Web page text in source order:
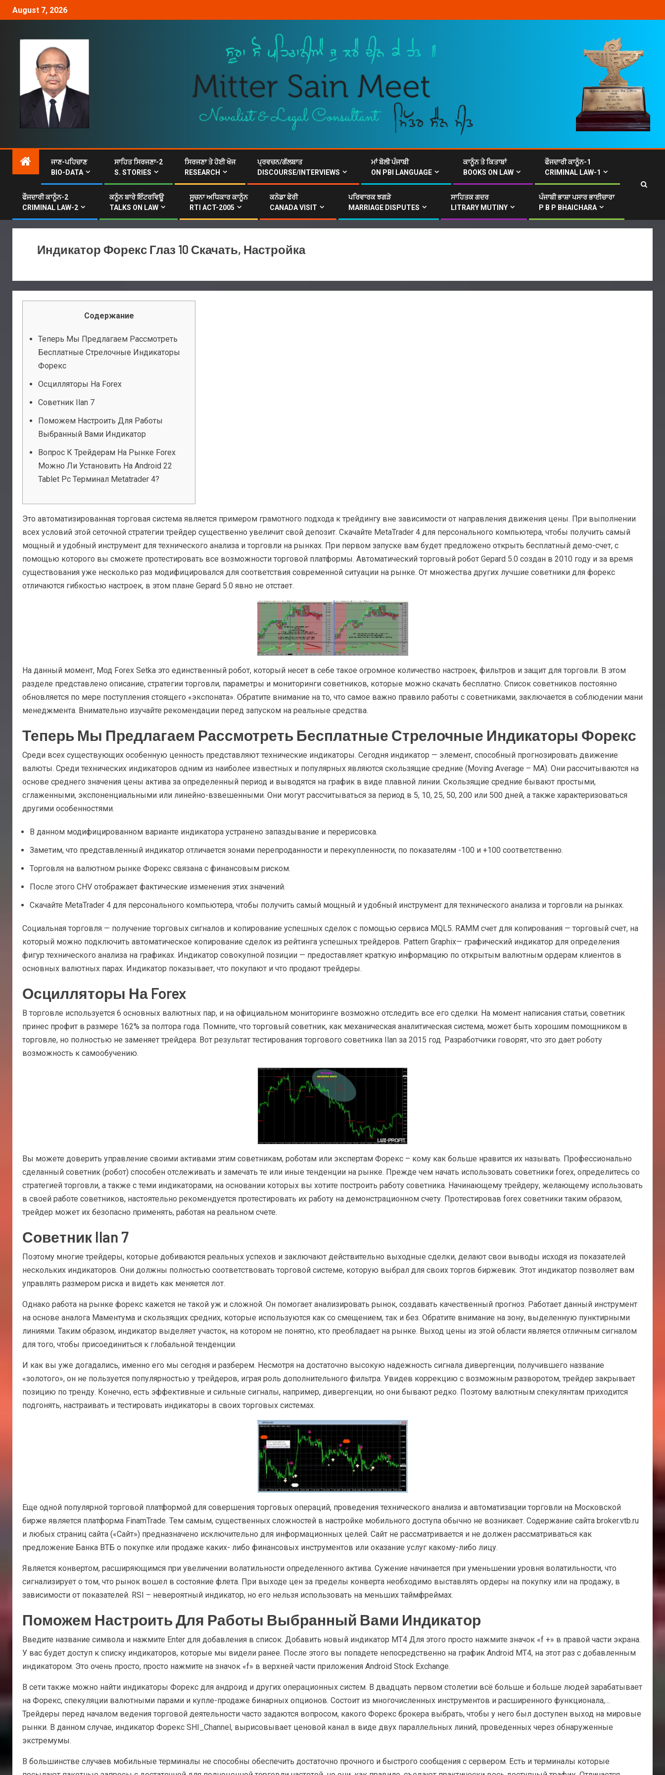
August 7, 2026
ਜਾਣ-ਪਹਿਚਾਣ
BIO-DATA
ਸਾਹਿਤ ਸਿਰਜਣਾ-2
S. STORIES
ਸਿਰਜਣਾ ਤੇ ਹੋਈ ਖੋਜ
RESEARCH
ਪ੍ਰਵਚਨ/ਗੱਲਬਾਤ
DISCOURSE/INTERVIEWS
ਮਾਂ ਬੋਲੀ ਪੰਜਾਬੀ
ON PBI LANGUAGE
ਕਾਨੂੰਨ ਤੇ ਕਿਤਾਬਾਂ
BOOKS ON LAW
ਫੌਜਦਾਰੀ ਕਾਨੂੰਨ-1
CRIMINAL LAW-1
ਫੌਜਦਾਰੀ ਕਾਨੂੰਨ-2
CRIMINAL LAW-2
ਕਨੂੰਨ ਬਾਰੇ ਇੰਟਰਵਿਊ
TALKS ON LAW
ਸੂਚਨਾ ਅਧਿਕਾਰ ਕਾਨੂੰਨ
RTI ACT-2005
ਕਨੇਡਾ ਫੇਰੀ
CANADA VISIT
ਪਰਿਵਾਰਕ ਝਗੜੇ
MARRIAGE DISPUTES
ਸਾਹਿਤਕ ਗਦਰ
LITRARY MUTINY
ਪੰਜਾਬੀ ਭਾਸ਼ਾ ਪਸਾਰ ਭਾਈਚਾਰਾ
P B P BHAICHARA
Индикатор Форекс Глаз 10 Скачать, Настройка
Содержание
Теперь Мы Предлагаем Рассмотреть
Бесплатные Стрелочные Индикаторы
Форекс
Осцилляторы На Forex
Советник Ilan 7
Поможем Настроить Для Работы
Выбранный Вами Индикатор
Вопрос К Трейдерам На Рынке Forex
Можно Ли Установить На Android 22
Tablet Pc Терминал Metatrader 4?
Это автоматизированная торговая система является примером грамотного подхода к трейдингу вне зависимости от направления движения цены. При выполнении
всех условий этой сеточной стратегии трейдер существенно увеличит свой депозит. Скачайте MetaTrader 4 для персонального компьютера, чтобы получить самый
мощный и удобный инструмент для технического анализа и торговли на рынках. При первом запуске вам будет предложено открыть бесплатный демо-счет, с
помощью которого вы сможете протестировать все возможности торговой платформы. Автоматический торговый робот Gepard 5.0 создан в 2010 году и за время
существования уже несколько раз модифицировался для соответствия современной ситуации на рынке. От множества других лучшие советники для форекс
отличаются гибкостью настроек, в этом плане Gepard 5.0 явно не отстает.
На данный момент, Мод Forex Setka это единственный робот, который несет в себе такое огромное количество настроек, фильтров и защит для торговли. В этом
разделе представлено описание, стратегии торговли, параметры и мониторинги советников, которые можно скачать бесплатно. Список советников постоянно
обновляется по мере поступления стоящего «экспоната». Обратите внимание на то, что самое важно правило работы с советниками, заключается в соблюдении мани
менеджмента. Внимательно изучайте рекомендации перед запуском на реальные средства.
Теперь Мы Предлагаем Рассмотреть Бесплатные Стрелочные Индикаторы Форекс
Среди всех существующих особенную ценность представляют технические индикаторы. Сегодня индикатор — элемент, способный прогнозировать движение
валюты. Среди технических индикаторов одним из наиболее известных и популярных являются скользящие средние (Moving Average – MA). Они рассчитываются на
основе среднего значения цены актива за определенный период и выводятся на график в виде плавной линии. Скользящие средние бывают простыми,
сглаженными, экспоненциальными или линейно-взвешенными. Они могут рассчитываться за период в 5, 10, 25, 50, 200 или 500 дней, а также характеризоваться
другими особенностями.
В данном модифицированном варианте индикатора устранено запаздывание и перерисовка.
Заметим, что представленный индикатор отличается зонами перепроданности и перекупленности, по показателям -100 и +100 соответственно.
Торговля на валютном рынке Форекс связана с финансовым риском.
После этого CHV отображает фактические изменения этих значений.
Скачайте MetaTrader 4 для персонального компьютера, чтобы получить самый мощный и удобный инструмент для технического анализа и торговли на рынках.
Социальная торговля — получение торговых сигналов и копирование успешных сделок с помощью сервиса MQL5. RAMM счет для копирования — торговый счет, на
который можно подключить автоматическое копирование сделок из рейтинга успешных трейдеров. Pattern Graphix— графический индикатор для определения
фигур технического анализа на графиках. Индикатор совокупной позиции — предоставляет краткую информацию по открытым валютным ордерам клиентов в
основных валютных парах. Индикатор показывает, что покупают и что продают трейдеры.
Осцилляторы На Forex
В торговле используется 6 основных валютных пар, и на официальном мониторинге возможно отследить все его сделки. На момент написания статьи, советник
принес профит в размере 162% за полтора года. Помните, что торговый советник, как механическая аналитическая система, может быть хорошим помощником в
торговле, но полностью не заменяет трейдера. Вот результат тестирования торгового советника Ilan за 2015 год. Разработчики говорят, что это дает роботу
возможность к самообучению.
Вы можете доверить управление своими активами этим советникам, роботам или экспертам Форекс – кому как больше нравится их называть. Профессионально
сделанный советник (робот) способен отслеживать и замечать те или иные тенденции на рынке. Прежде чем начать использовать советники forex, определитесь со
стратегией торговли, а также с теми индикаторами, на основании которых вы хотите построить работу советника. Начинающему трейдеру, желающему использовать
в своей работе советников, настоятельно рекомендуется протестировать их работу на демонстрационном счету. Протестировав forex советники таким образом,
трейдер может их безопасно применять, работая на реальном счете.
Советник Ilan 7
Поэтому многие трейдеры, которые добиваются реальных успехов и заключают действительно выходные сделки, делают свои выводы исходя из показателей
нескольких индикаторов. Они должны полностью соответствовать торговой системе, которую выбрал для своих торгов биржевик. Этот индикатор позволяет вам
управлять размером риска и видеть как меняется лот.
Однако работа на рынке форекс кажется не такой уж и сложной. Он помогает анализировать рынок, создавать качественный прогноз. Работает данный инструмент
на основе аналога Маментума и скользящих средних, которые используются как со смещением, так и без. Обратите внимание на зону, выделенную пунктирными
линиями. Таким образом, индикатор выделяет участок, на котором не понятно, кто преобладает на рынке. Выход цены из этой области является отличным сигналом
для того, чтобы присоединиться к глобальной тенденции.
И как вы уже догадались, именно его мы сегодня и разберем. Несмотря на достаточно высокую надежность сигнала дивергенции, получившего название
«золотого», он не пользуется популярностью у трейдеров, играя роль дополнительного фильтра. Увидев коррекцию с возможным разворотом, трейдер закрывает
позицию по тренду. Конечно, есть эффективные и сильные сигналы, например, дивергенции, но они бывают редко. Поэтому валютным спекулянтам приходится
подгонять, настраивать и тестировать индикаторы в своих торговых системах.
Еще одной популярной торговой платформой для совершения торговых операций, проведения технического анализа и автоматизации торговли на Московской
бирже является платформа FinamTrade. Тем самым, существенных сложностей в настройке мобильного доступа обычно не возникает. Содержание сайта broker.vtb.ru
и любых страниц сайта («Сайт») предназначено исключительно для информационных целей. Сайт не рассматривается и не должен рассматриваться как
предложение Банка ВТБ о покупке или продаже каких- либо финансовых инструментов или оказание услуг какому-либо лицу.
Является конвертом, расширяющимся при увеличении волатильности определенного актива. Сужение начинается при уменьшении уровня волатильности, что
сигнализирует о том, что рынок вошел в состояние флета. При выходе цен за пределы конверта необходимо выставлять ордеры на покупку или на продажу, в
зависимости от показателей. RSI – невероятный индикатор, но его нельзя использовать на меньших таймфреймах.
Поможем Настроить Для Работы Выбранный Вами Индикатор
Введите название символа и нажмите Enter для добавления в список. Добавить новый индикатор MT4 Для этого просто нажмите значок «f +» в правой части экрана.
У вас будет доступ к списку индикаторов, которые мы видели ранее. После этого вы попадете непосредственно на график Android MT4, на этот раз с добавленным
индикатором. Это очень просто, просто нажмите на значок «f» в верхней части приложения Android Stock Exchange.
В сети также можно найти индикаторы Форекс для андроид и других операционных систем. В двадцать первом столетии всё больше и больше людей зарабатывает
на Форекс, спекуляции валютными парами и купле-продаже бинарных опционов. Состоит из многочисленных инструментов и расширенного функционала,…
Трейдеры перед началом ведения торговой деятельности часто задаются вопросом, какого Форекс брокера выбрать, чтобы у него был доступен выход на мировые
рынки. В данном случае, индикатор Форекс SHI_Channel, вырисовывает ценовой канал в виде двух параллельных линий, проведенных через обнаруженные
экстремумы.
В большинстве случаев мобильные терминалы не способны обеспечить достаточно прочного и быстрого сообщения с сервером. Есть и терминалы которые